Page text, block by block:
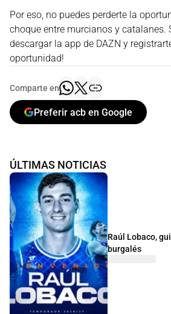
Por eso, no puedes perderte la
choque entre murcianos y catalanes.
descargar la app de DAZN y
oportunidad!
Comparte en
Preferir acb en Google
ÚLTIMAS NOTICIAS
Raúl Lobaco,
burgalés